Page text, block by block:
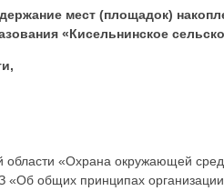
мест (площадок)
«Кисельнинское
,
«Охрана окружающей
общих принципах